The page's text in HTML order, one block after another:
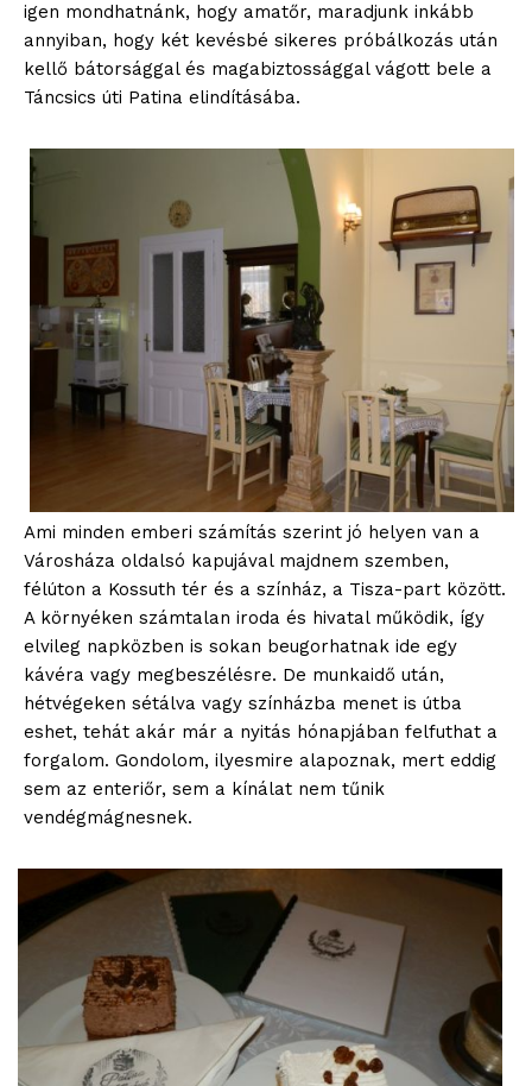
igen mondhatnánk, hogy amatőr, maradjunk inkább
annyiban, hogy két kevésbé sikeres próbálkozás után
kellő bátorsággal és magabiztossággal vágott bele a
Táncsics úti Patina elindításába.
Ami minden emberi számítás szerint jó helyen van a
Városháza oldalsó kapujával majdnem szemben,
félúton a Kossuth tér és a színház, a Tisza-part között.
A környéken számtalan iroda és hivatal működik, így
elvileg napközben is sokan beugorhatnak ide egy
kávéra vagy megbeszélésre. De munkaidő után,
hétvégeken sétálva vagy színházba menet is útba
eshet, tehát akár már a nyitás hónapjában felfuthat a
forgalom. Gondolom, ilyesmire alapoznak, mert eddig
sem az enteriőr, sem a kínálat nem tűnik
vendégmágnesnek.